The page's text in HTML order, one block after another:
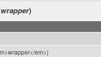
wrapper)
em>)